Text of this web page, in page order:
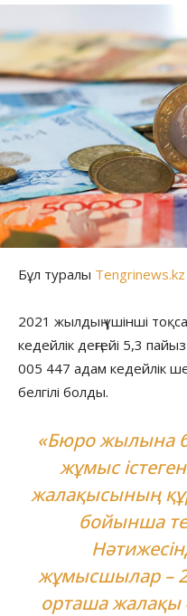
Бұл туралы Tengrinews.kz
2021 жылдың үшінші
кедейлік деңгейі 5,3
005 447 адам кедейлік
белгілі болды.
«Бюро жылына
жұмыс
жалақысының
бойынша
жұмысшылар –
орташа жалақы